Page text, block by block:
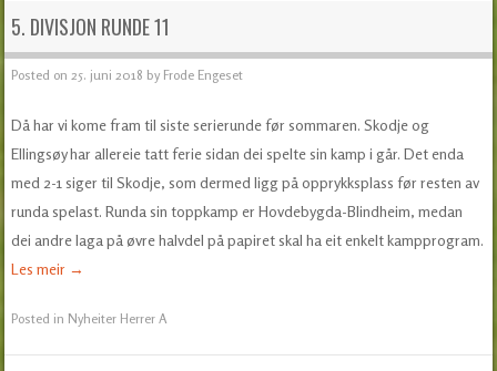
5. DIVISJON RUNDE 11
Posted on 25. juni 2018 by Frode Engeset
Då har vi kome fram til siste serierunde før sommaren. Skodje og
Ellingsøy har allereie tatt ferie sidan dei spelte sin kamp i går. Det enda
med 2-1 siger til Skodje, som dermed ligg på opprykksplass før resten av
runda spelast. Runda sin toppkamp er Hovdebygda-Blindheim, medan
dei andre laga på øvre halvdel på papiret skal ha eit enkelt kampprogram.
Les meir →
Posted in Nyheiter Herrer A